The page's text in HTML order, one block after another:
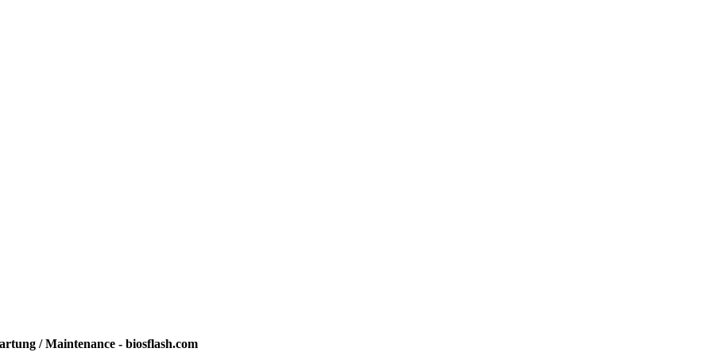
/ Maintenance - biosflash.com